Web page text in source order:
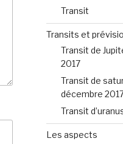
Transit
Transits et
Transit de
2017
Transit de
décembre
Transit
Les aspects